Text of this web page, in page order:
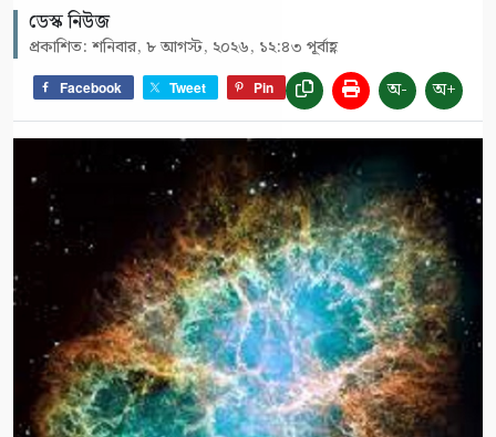
ডেস্ক নিউজ
প্রকাশিত: শনিবার, ৮ আগস্ট, ২০২৬, ১২:৪৩ পূর্বাহ্ণ
Facebook Tweet Pin অ- অ+